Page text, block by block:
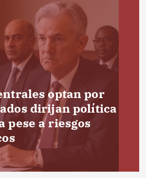
optan por
dirijan política
pese a riesgos